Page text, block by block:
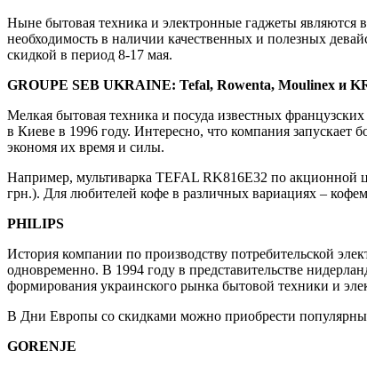
Ныне бытовая техника и электронные гаджеты являются
необходимость в наличии качественных и полезных
скидкой в период 8-17 мая.
GROUPE SEB UKRAINE: Tefal, Rowenta, Moulinex и
Мелкая бытовая техника и посуда известных
в Киеве в 1996 году. Интересно, что компания
экономя их время и силы.
Например, мультиварка TEFAL RK816E32 по акционной
грн.). Для любителей кофе в различных вариациях –
PHILIPS
История компании по производству потребительской
одновременно. В 1994 году в представительстве
формирования украинского рынка бытовой техники и
В Дни Европы со скидками можно приобрести
GORENJE